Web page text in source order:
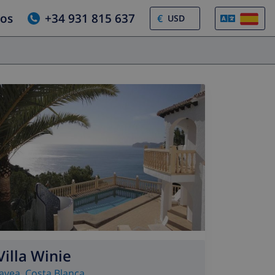
+34 931 815 637 €
Winie